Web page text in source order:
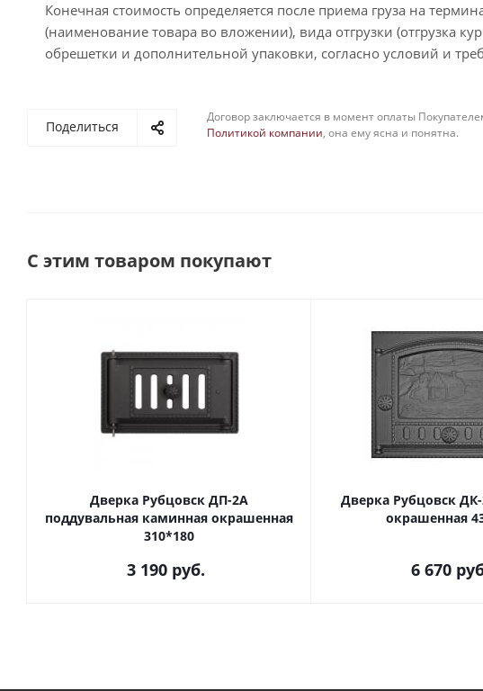
Конечная стоимость определяется после приема груза на
(наименование товара во вложении), вида отгрузки (отгрузка
обрешетки и дополнительной упаковки, согласно условий и
Поделиться
Договор заключается в момент оплаты
Политикой компании, она ему ясна и понятна.
С этим товаром покупают
Дверка Рубцовск ДП-2А
поддувальная каминная окрашенная
310*180
3 190 руб.
Дверка Рубцовск
окрашенная
6 670